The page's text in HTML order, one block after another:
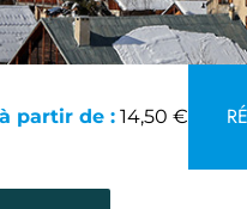
partir de :14,50 €